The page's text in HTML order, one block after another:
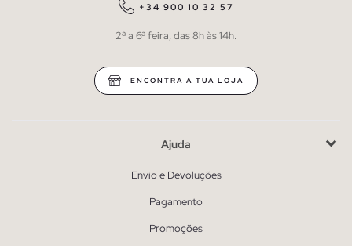
+34 900 10 32 57
2ª a 6ª feira, das 8h às 14h.
ENCONTRA A TUA LOJA
Ajuda
Envio e Devoluções
Pagamento
Promoções